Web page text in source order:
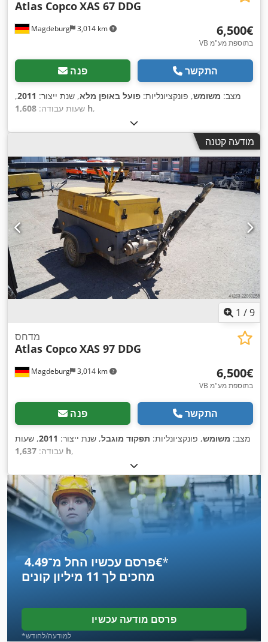
Magdeburg 3,014 km
Atlas CopcoXAS 67 DDG
‏6,500 ‏€
VB בתוספת מע"מ
פנה התקשר
מצב: משומש, פונקציונליות: פועל באופן מלא, שנת ייצור: 2011
,
שעות עבודה: 1,608 h,
מודעה קטנה
1 /9
Magdeburg 3,014 km
מדחס
Atlas CopcoXAS 97 DDG
‏6,500 ‏€
VB בתוספת מע"מ
פנה התקשר
מצב: משומש, פונקציונליות: תפקוד מוגבל, שנת ייצור: 2011, שעות
עבודה: 1,637 h,
פרסם עכשיו החל מ־‏4.49 ‏€*
מחכים לך 11 מיליון קונים
פרסם מודעה עכשיו
*למודעה/לחודש